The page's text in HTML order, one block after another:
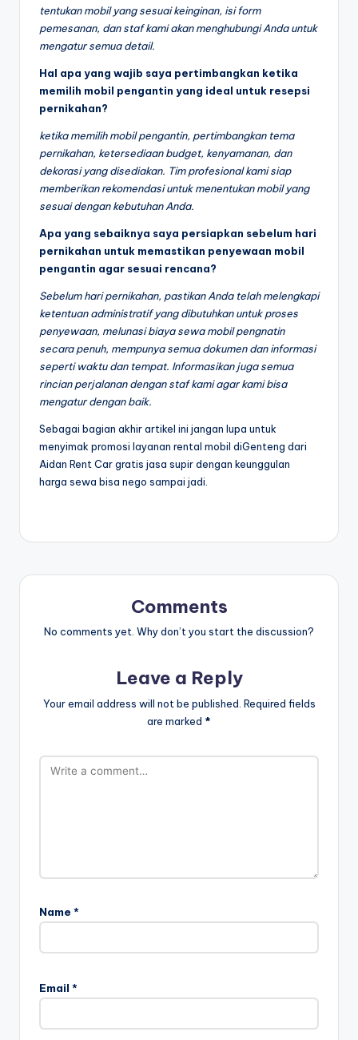
tentukan mobil yang sesuai keinginan, isi form
pemesanan, dan staf kami akan menghubungi Anda untuk
mengatur semua detail.
Hal apa yang wajib saya pertimbangkan ketika
memilih mobil pengantin yang ideal untuk resepsi
pernikahan?
ketika memilih mobil pengantin, pertimbangkan tema
pernikahan, ketersediaan budget, kenyamanan, dan
dekorasi yang disediakan. Tim profesional kami siap
memberikan rekomendasi untuk menentukan mobil yang
sesuai dengan kebutuhan Anda.
Apa yang sebaiknya saya persiapkan sebelum hari
pernikahan untuk memastikan penyewaan mobil
pengantin agar sesuai rencana?
Sebelum hari pernikahan, pastikan Anda telah melengkapi
ketentuan administratif yang dibutuhkan untuk proses
penyewaan, melunasi biaya sewa mobil pengnatin
secara penuh, mempunya semua dokumen dan informasi
seperti waktu dan tempat. Informasikan juga semua
rincian perjalanan dengan staf kami agar kami bisa
mengatur dengan baik.
Sebagai bagian akhir artikel ini jangan lupa untuk
menyimak promosi layanan rental mobil diGenteng dari
Aidan Rent Car gratis jasa supir dengan keunggulan
harga sewa bisa nego sampai jadi.
Comments
No comments yet. Why don’t you start the discussion?
Leave a Reply
Your email address will not be published. Required fields
are marked *
Name *
Email *